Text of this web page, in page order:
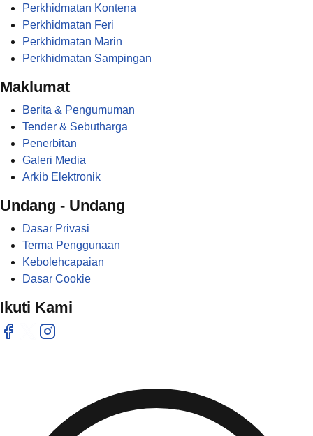
Perkhidmatan Kontena
Perkhidmatan Feri
Perkhidmatan Marin
Perkhidmatan Sampingan
Maklumat
Berita & Pengumuman
Tender & Sebutharga
Penerbitan
Galeri Media
Arkib Elektronik
Undang - Undang
Dasar Privasi
Terma Penggunaan
Kebolehcapaian
Dasar Cookie
Ikuti Kami